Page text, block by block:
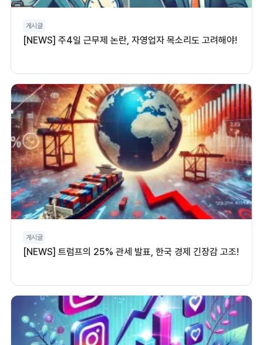
게시글
[NEWS] 주4일 근무제 논란, 자영업자 목소리도 고려해야!
게시글
[NEWS] 트럼프의 25% 관세 발표, 한국 경제 긴장감 고조!